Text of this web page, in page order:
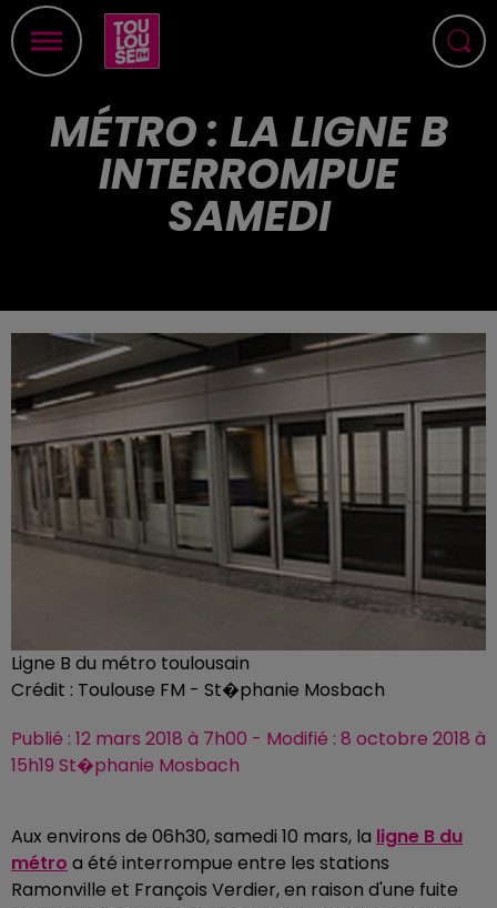
MÉTRO : LA LIGNE B
INTERROMPUE
SAMEDI
Ligne B du métro toulousain
Crédit : Toulouse FM - St�phanie Mosbach
Publié : 12 mars 2018 à 7h00 - Modifié : 8 octobre 2018 à
15h19 St�phanie Mosbach
Aux environs de 06h30, samedi 10 mars, la ligne B du
métro a été interrompue entre les stations
Ramonville et François Verdier, en raison d'une fuite